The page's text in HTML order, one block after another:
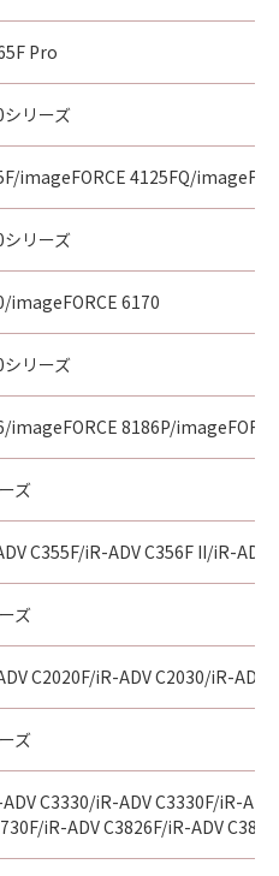
Pro
リーズ
imageFORCE 4125FQ/
リーズ
imageFORCE 6170
リーズ
imageFORCE 8186P/
ズ
C355F/iR-ADV C356F II/iR-
ズ
C2020F/iR-ADV C2030/iR-
ズ
C3330/iR-ADV C3330F/iR-
iR-ADV C3826F/iR-ADV